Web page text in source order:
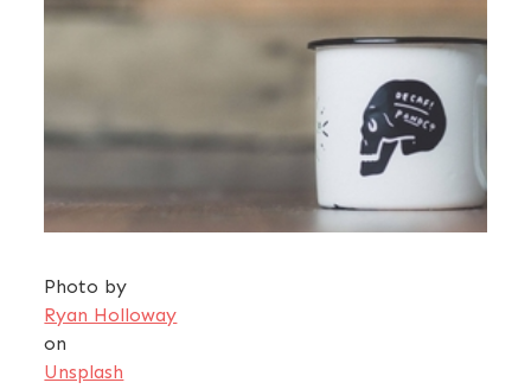
Photo by
Ryan Holloway
on
Unsplash